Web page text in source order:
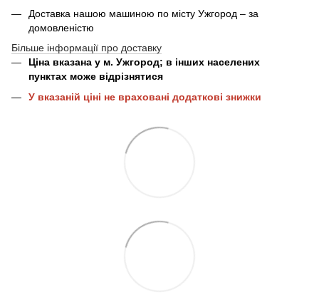
Доставка нашою машиною по місту Ужгород – за
домовленістю
Більше інформації про доставку
Ціна вказана у м. Ужгород; в інших населених
пунктах може відрізнятися
У вказаній ціні не враховані додаткові знижки